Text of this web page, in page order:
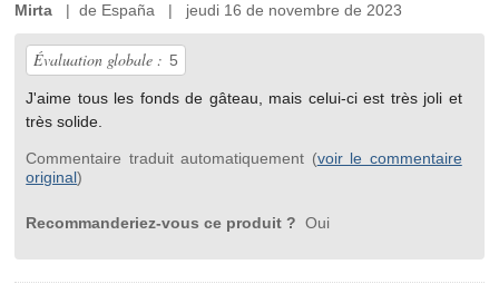
Mirta | de España | jeudi 16 de novembre de 2023
Évaluation globale : 5
J'aime tous les fonds de gâteau, mais celui-ci est très joli et
très solide.
Commentaire traduit automatiquement (voir le commentaire
original)
Recommanderiez-vous ce produit ? Oui